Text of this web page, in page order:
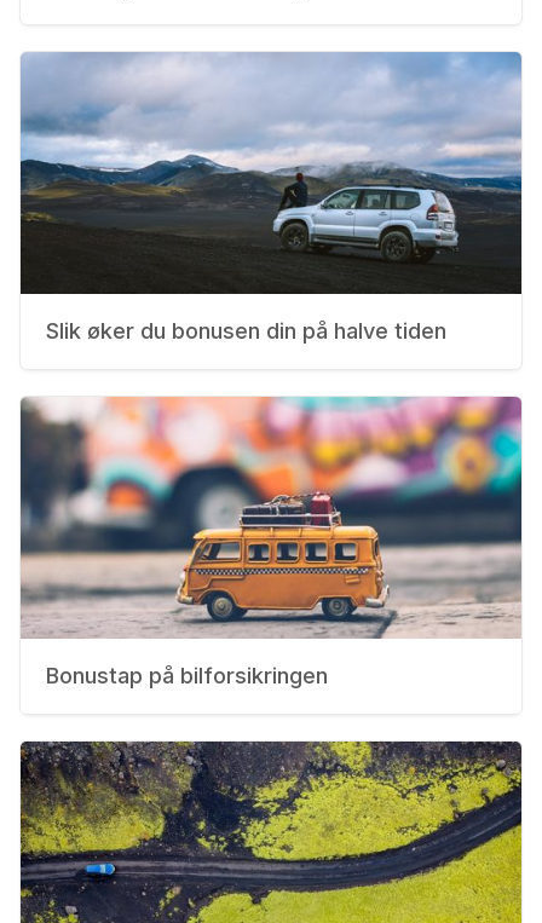
Slik øker du bonusen din på halve tiden
Bonustap på bilforsikringen